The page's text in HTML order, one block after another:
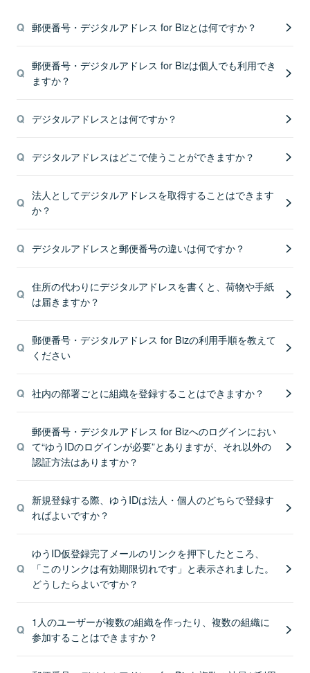
郵便番号・デジタルアドレス for Bizとは何ですか？
郵便番号・デジタルアドレス for Bizは個人でも利用でき
ますか？
デジタルアドレスとは何ですか？
デジタルアドレスはどこで使うことができますか？
法人としてデジタルアドレスを取得することはできます
か？
デジタルアドレスと郵便番号の違いは何ですか？
住所の代わりにデジタルアドレスを書くと、荷物や手紙
は届きますか？
郵便番号・デジタルアドレス for Bizの利用手順を教えて
ください
社内の部署ごとに組織を登録することはできますか？
郵便番号・デジタルアドレス for Bizへのログインにおい
て“ゆうIDのログインが必要”とありますが、それ以外の
認証方法はありますか？
新規登録する際、ゆうIDは法人・個人のどちらで登録す
ればよいですか？
ゆうID仮登録完了メールのリンクを押下したところ、
「このリンクは有効期限切れです」と表示されました。
どうしたらよいですか？
1人のユーザーが複数の組織を作ったり、複数の組織に
参加することはできますか？